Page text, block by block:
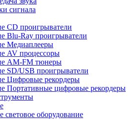
сигнала
СD проигрыватели
Blu-Ray проигрыватели
Медиаплееры
AV процессоры
AM-FM тюнеры
SD/USB проигрыватели
Цифровые рекордеры
Портативные цифровые рекордеры
световое оборудование